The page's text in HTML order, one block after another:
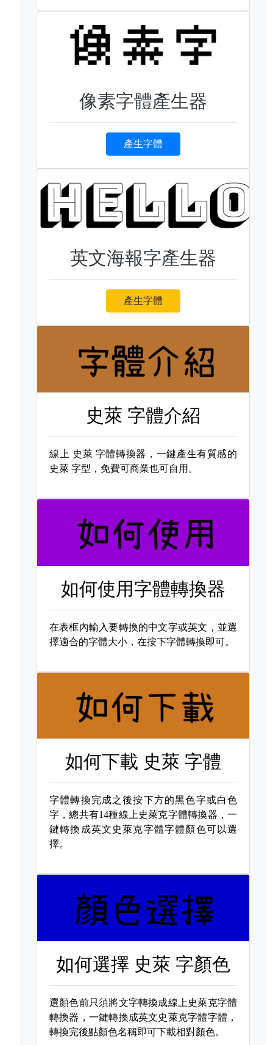
像素字體產生器
產生字體
英文海報字產生器
產生字體
史萊 字體介紹
線上 史萊 字體轉換器，一鍵產生有質感的
史萊 字型，免費可商業也可自用。
如何使用字體轉換器
在表框內輸入要轉換的中文字或英文，並選
擇適合的字體大小，在按下字體轉換即可。
如何下載 史萊 字體
字體轉換完成之後按下方的黑色字或白色
字，總共有14種線上史萊克字體轉換器，一
鍵轉換成英文史萊克字體字體顏色可以選
擇。
如何選擇 史萊 字顏色
選顏色前只須將文字轉換成線上史萊克字體
轉換器，一鍵轉換成英文史萊克字體字體，
轉換完後點顏色名稱即可下載相對顏色。